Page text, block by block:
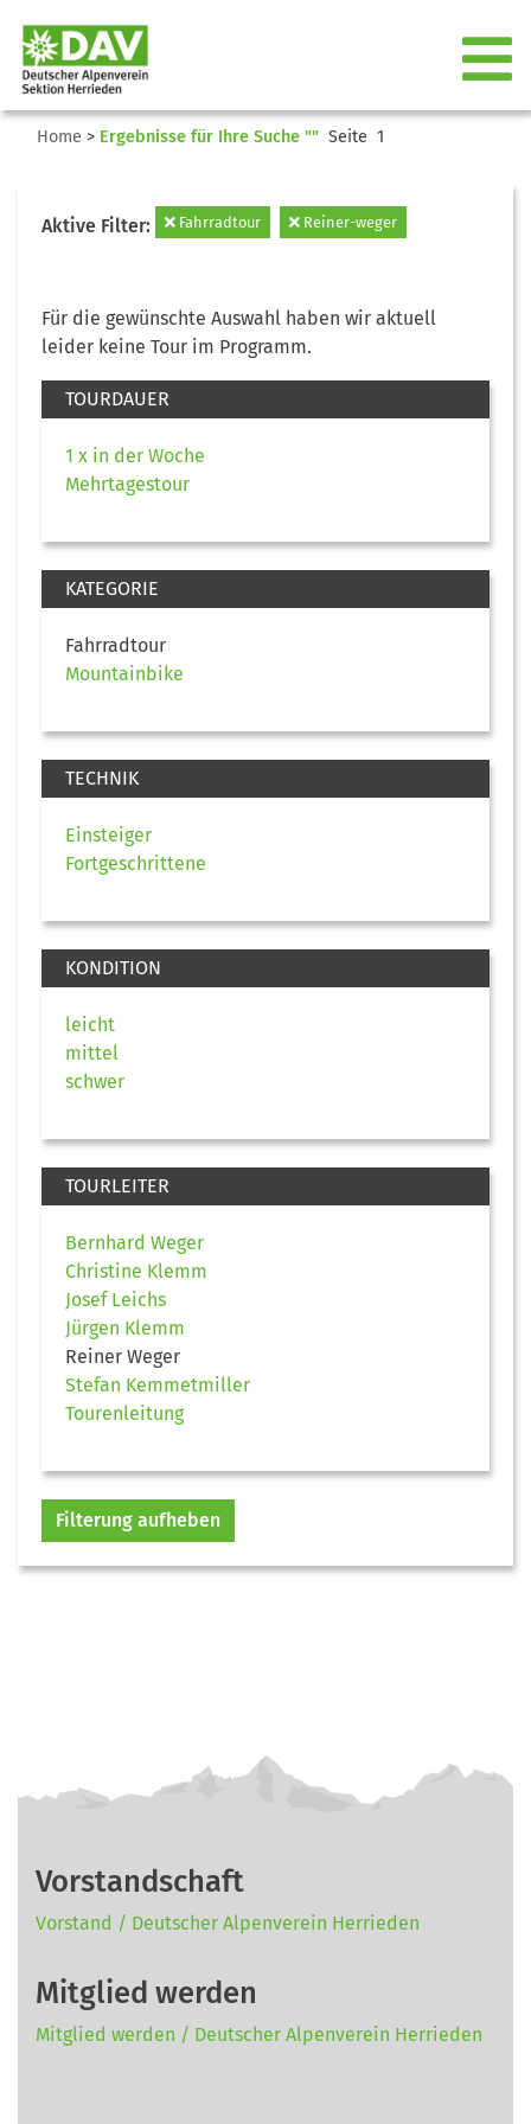
Home > Ergebnisse für Ihre Suche "" Seite 1
Aktive Filter: Fahrradtour Reiner-weger
Für die gewünschte Auswahl haben wir aktuell
leider keine Tour im Programm.
TOURDAUER
1 x in der Woche
Mehrtagestour
KATEGORIE
Fahrradtour
Mountainbike
TECHNIK
Einsteiger
Fortgeschrittene
KONDITION
leicht
mittel
schwer
TOURLEITER
Bernhard Weger
Christine Klemm
Josef Leichs
Jürgen Klemm
Reiner Weger
Stefan Kemmetmiller
Tourenleitung
Filterung aufheben
Vorstandschaft
Vorstand / Deutscher Alpenverein Herrieden
Mitglied werden
Mitglied werden / Deutscher Alpenverein Herrieden